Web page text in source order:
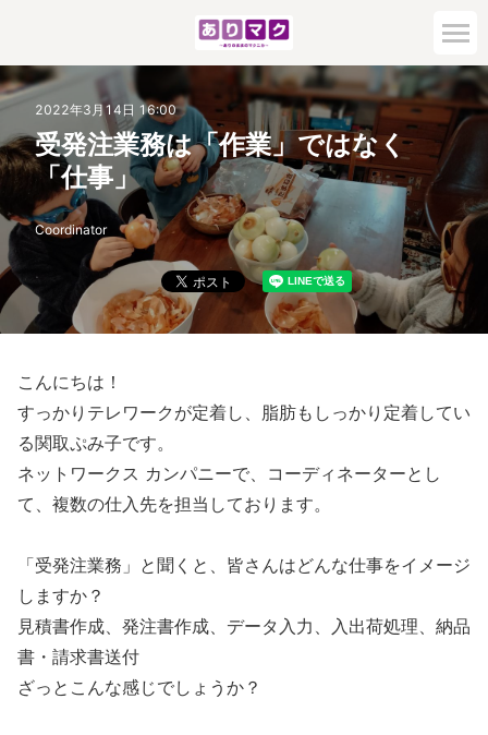
2022年3月14日 16:00
受発注業務は「作業」ではなく
「仕事」
Coordinator
こんにちは！
すっかりテレワークが定着し、脂肪もしっかり定着してい
る関取ぷみ子です。
ネットワークス カンパニーで、コーディネーターとし
て、複数の仕入先を担当しております。
「受発注業務」と聞くと、皆さんはどんな仕事をイメージ
しますか？
見積書作成、発注書作成、データ入力、入出荷処理、納品
書・請求書送付
ざっとこんな感じでしょうか？